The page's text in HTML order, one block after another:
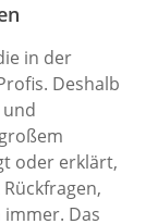
in der
Deshalb
oder erklärt,
Das